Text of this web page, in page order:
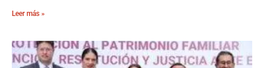
Leer más »